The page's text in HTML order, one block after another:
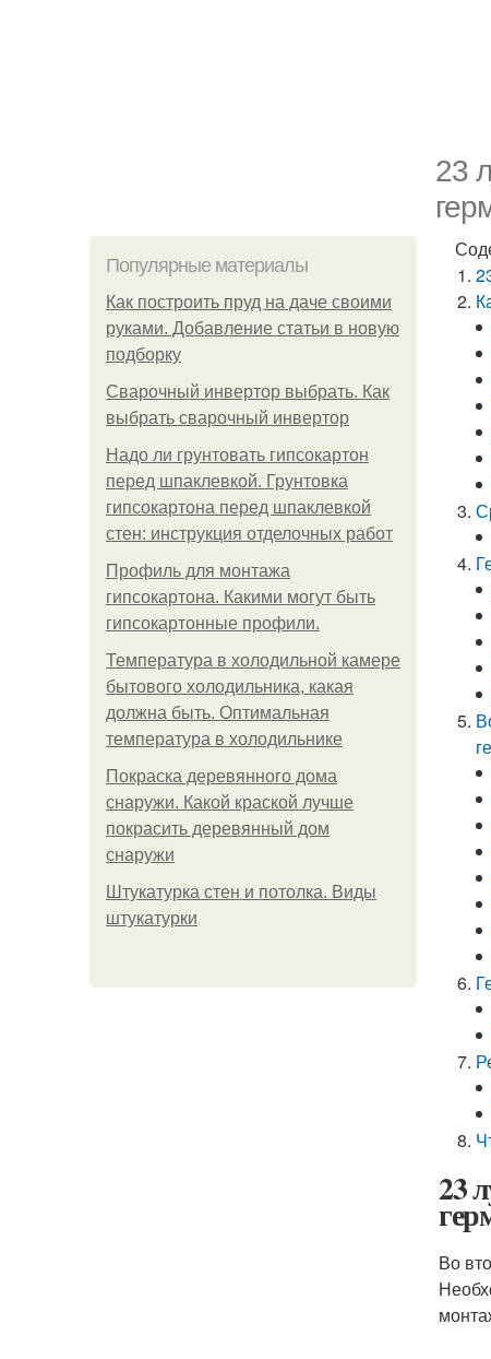
23
Популярные материалы
Как построить пруд на даче своими
руками. Добавление статьи в новую
подборку
Сварочный инвертор выбрать. Как
выбрать сварочный инвертор
Надо ли грунтовать гипсокартон
перед шпаклевкой. Грунтовка
гипсокартона перед шпаклевкой
стен: инструкция отделочных работ
Профиль для монтажа
гипсокартона. Какими могут быть
гипсокартонные профили.
Температура в холодильной камере
бытового холодильника, какая
должна быть. Оптимальная
температура в холодильнике
Покраска деревянного дома
снаружи. Какой краской лучше
покрасить деревянный дом
снаружи
Штукатурка стен и потолка. Виды
штукатурки
23
Во